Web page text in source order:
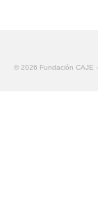
© 2026 Fundación CAJE